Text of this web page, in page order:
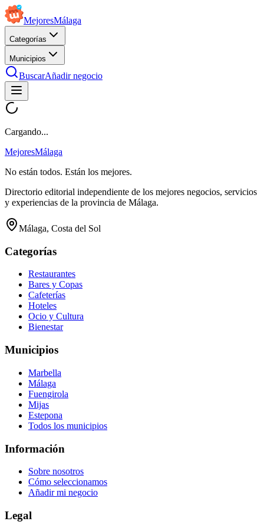
MejoresMálaga
Categorías
Municipios
BuscarAñadir negocio
Cargando...
MejoresMálaga
No están todos. Están los mejores.
Directorio editorial independiente de los mejores negocios, servicios
y experiencias de la provincia de Málaga.
Málaga, Costa del Sol
Categorías
Restaurantes
Bares y Copas
Cafeterías
Hoteles
Ocio y Cultura
Bienestar
Municipios
Marbella
Málaga
Fuengirola
Mijas
Estepona
Todos los municipios
Información
Sobre nosotros
Cómo seleccionamos
Añadir mi negocio
Legal